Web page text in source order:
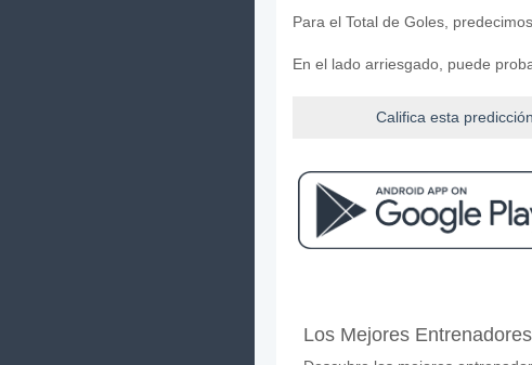
Para el Total de Goles,
En el lado arriesgado, puede
Califica esta predicción
El partido entre Burnley v Man
Los Mejores